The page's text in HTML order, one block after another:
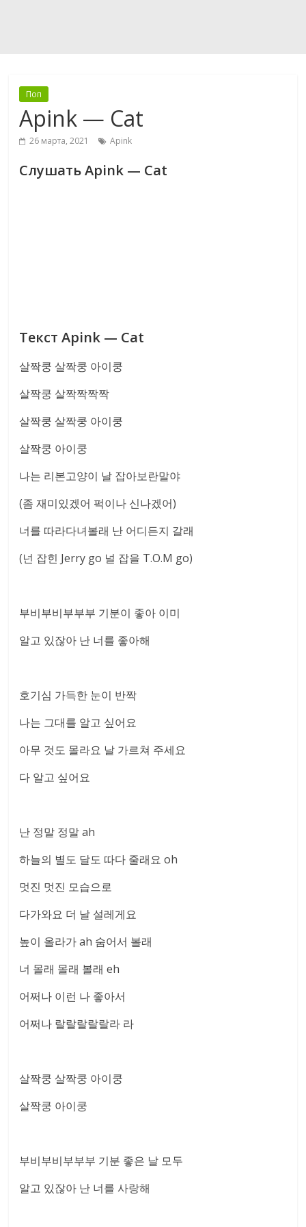
Поп
Apink — Cat
26 марта, 2021 Apink
Слушать Apink — Cat
Текст Apink — Cat
살짝쿵 살짝쿵 아이쿵
살짝쿵 살짝짝짝짝
살짝쿵 살짝쿵 아이쿵
살짝쿵 아이쿵
나는 리본고양이 날 잡아보란말야
(좀 재미있겠어 퍽이나 신나겠어)
너를 따라다녀볼래 난 어디든지 갈래
(넌 잡힌 Jerry go 널 잡을 T.O.M go)
부비부비부부부 기분이 좋아 이미
알고 있잖아 난 너를 좋아해
호기심 가득한 눈이 반짝
나는 그대를 알고 싶어요
아무 것도 몰라요 날 가르쳐 주세요
다 알고 싶어요
난 정말 정말 ah
하늘의 별도 달도 따다 줄래요 oh
멋진 멋진 모습으로
다가와요 더 날 설레게요
높이 올라가 ah 숨어서 볼래
너 몰래 몰래 볼래 eh
어쩌나 이런 나 좋아서
어쩌나 랄랄랄랄랄라 라
살짝쿵 살짝쿵 아이쿵
살짝쿵 아이쿵
부비부비부부부 기분 좋은 날 모두
알고 있잖아 난 너를 사랑해